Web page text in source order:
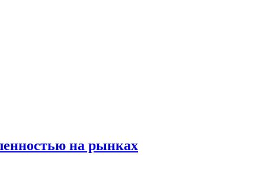
на рынках